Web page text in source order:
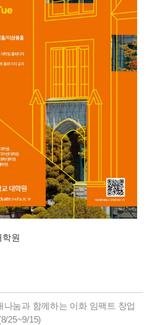
학원
나눔과 함께하는 이화 임팩트 창업
25~9/15)